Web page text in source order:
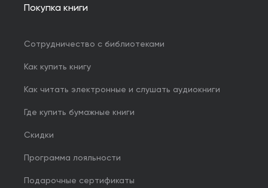
Покупка книги
Сотрудничество с библиотеками
Как купить книгу
Как читать электронные и слушать аудиокниги
Где купить бумажные книги
Скидки
Программа лояльности
Подарочные сертификаты